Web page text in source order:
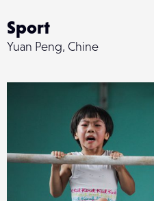
Sport
Yuan Peng, Chine